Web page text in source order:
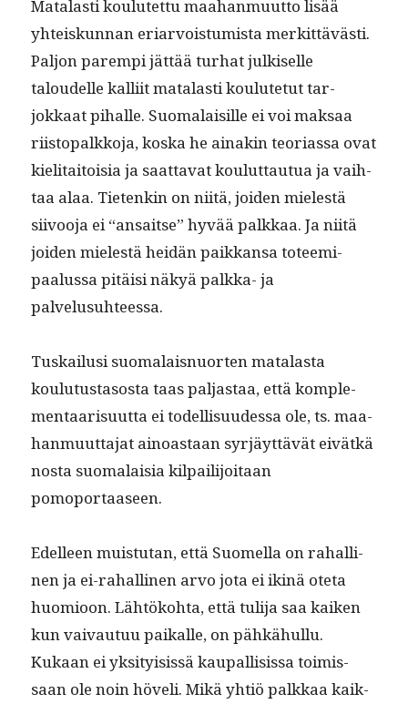
Mata­lasti koulutet­tu maa­han­muut­to lisää
yhteiskun­nan eri­ar­vois­tu­mista merkit­tävästi.
Paljon parem­pi jät­tää turhat julkiselle
taloudelle kalli­it mata­lasti koulute­tut tar­
jokkaat pihalle. Suo­ma­laisille ei voi mak­saa
riistopalkko­ja, kos­ka he ainakin teo­ri­as­sa ovat
kieli­taitoisia ja saat­ta­vat koulut­tau­tua ja vai­h­
taa alaa. Tietenkin on niitä, joiden mielestä
siivoo­ja ei “ansaitse” hyvää palkkaa. Ja niitä
joiden mielestä hei­dän paikkansa toteemi­
paalus­sa pitäisi näkyä palk­ka- ja
palvelusuhteessa.
Tuskailusi suo­ma­lais­nuorten mata­las­ta
koulu­tus­ta­sos­ta taas pal­jas­taa, että kom­ple­
men­taarisu­ut­ta ei todel­lisu­udessa ole, ts. maa­
han­muut­ta­jat ain­oas­taan syr­jäyt­tävät eivätkä
nos­ta suo­ma­laisia kil­pail­i­joitaan
pomoportaaseen.
Edelleen muis­tu­tan, että Suomel­la on rahalli­
nen ja ei-rahalli­nen arvo jota ei ikinä ote­ta
huomioon. Lähtöko­h­ta, että tuli­ja saa kaiken
kun vaivau­tuu paikalle, on pähkähul­lu.
Kukaan ei yksi­ty­i­sis­sä kau­pal­li­sis­sa toimis­
saan ole noin höveli. Mikä yhtiö palkkaa kaik­